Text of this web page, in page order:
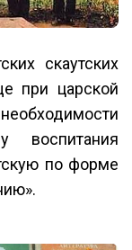
скаутских
при царской
воспитания
по форме